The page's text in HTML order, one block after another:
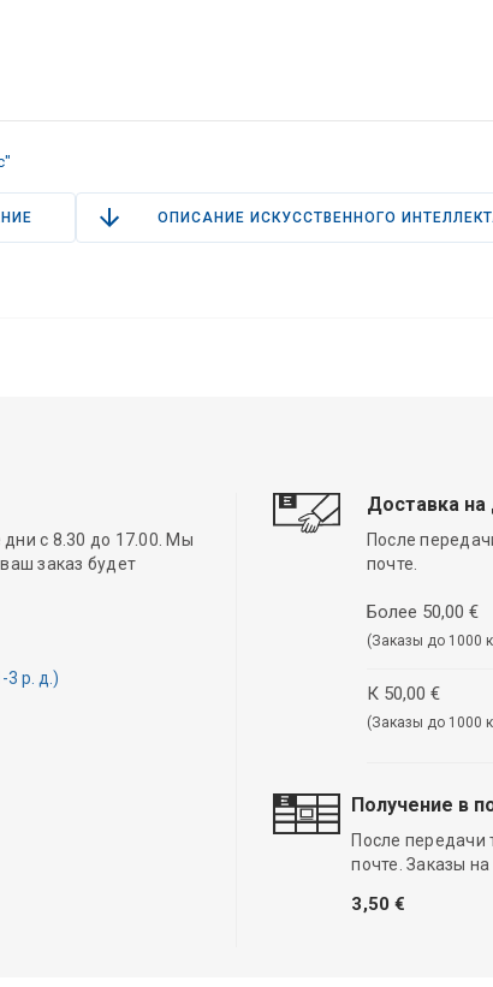
ОПИСАНИЕ ИСКУССТВЕННОГО
с 8.30 до 17.00. Мы
заказ будет
3 р. д.)
Доставка
После
почте.
Более 50,00 €
(Заказы до 1000
К 50,00 €
(Заказы до 1000
Получение в
После передачи
почте. Заказы
3,50 €